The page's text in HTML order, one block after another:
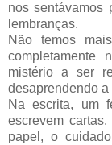
nos sentávamos
lembranças.
Não temos
mistério a ser
desaprendendo a
Na escrita, um
escrevem
papel, o